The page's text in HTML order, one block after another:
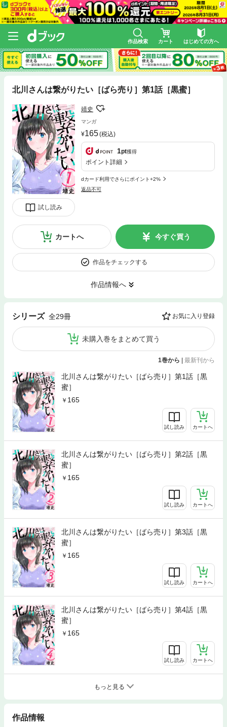
作品検索 カート はじめての方へ
北川さんは繋がりたい［ばら売り］第1話［黒蜜］
試し読み
靖史
マンガ
165(税込)
1pt獲得
ポイント詳細
dカード利用でさらにポイント+2%
返品不可
カートへ 今すぐ買う
作品をチェックする
作品情報へ
シリーズ 全29冊 お気に入り登録
未購入巻をまとめて買う
1巻から | 最新刊から
北川さんは繋がりたい［ばら売り］第1話［黒
蜜］
165
試し読み カートへ
北川さんは繋がりたい［ばら売り］第2話［黒
蜜］
165
試し読み カートへ
北川さんは繋がりたい［ばら売り］第3話［黒
蜜］
165
試し読み カートへ
北川さんは繋がりたい［ばら売り］第4話［黒
蜜］
165
試し読み カートへ
もっと見る
作品情報